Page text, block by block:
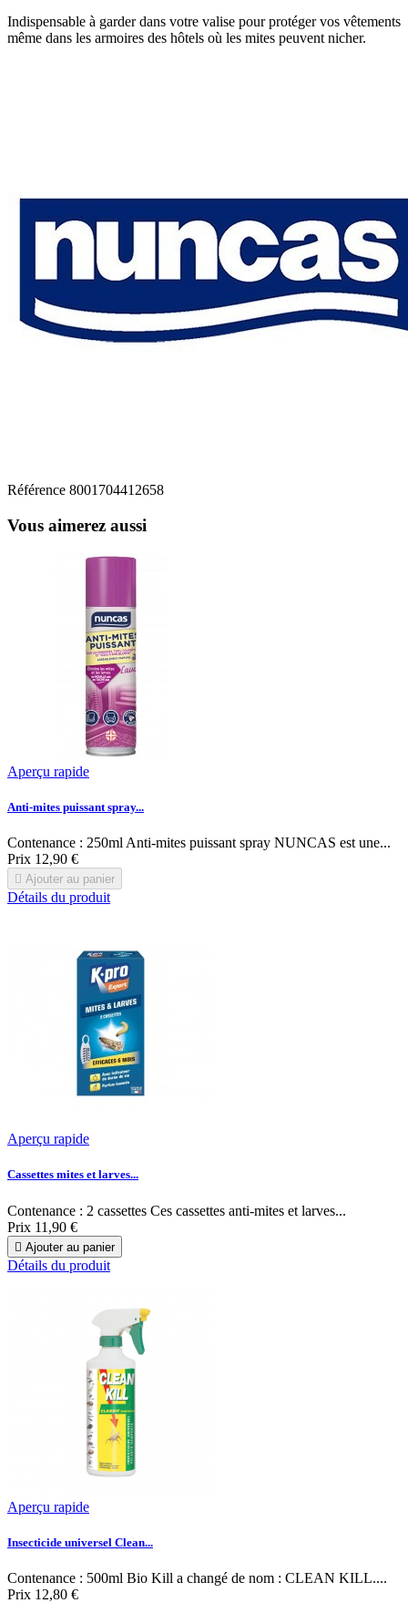
Indispensable à garder dans votre valise pour protéger vos vêtements
même dans les armoires des hôtels où les mites peuvent nicher.
Référence 8001704412658
Vous aimerez aussi
Aperçu rapide
Anti-mites puissant spray...
Contenance : 250ml Anti-mites puissant spray NUNCAS est une...
Prix 12,90 €
 Ajouter au panier
Détails du produit
Aperçu rapide
Cassettes mites et larves...
Contenance : 2 cassettes Ces cassettes anti-mites et larves...
Prix 11,90 €
 Ajouter au panier
Détails du produit
Aperçu rapide
Insecticide universel Clean...
Contenance : 500ml Bio Kill a changé de nom : CLEAN KILL....
Prix 12,80 €